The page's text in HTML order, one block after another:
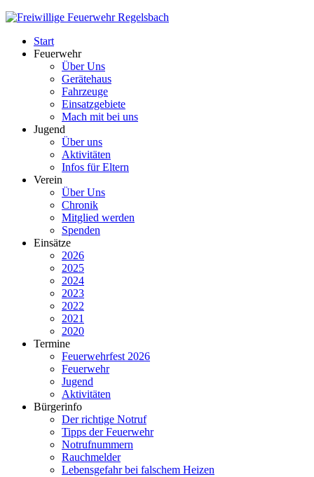
Start
Feuerwehr
Über Uns
Gerätehaus
Fahrzeuge
Einsatzgebiete
Mach mit bei uns
Jugend
Über uns
Aktivitäten
Infos für Eltern
Verein
Über Uns
Chronik
Mitglied werden
Spenden
Einsätze
2026
2025
2024
2023
2022
2021
2020
Termine
Feuerwehrfest 2026
Feuerwehr
Jugend
Aktivitäten
Bürgerinfo
Der richtige Notruf
Tipps der Feuerwehr
Notrufnummern
Rauchmelder
Lebensgefahr bei falschem Heizen